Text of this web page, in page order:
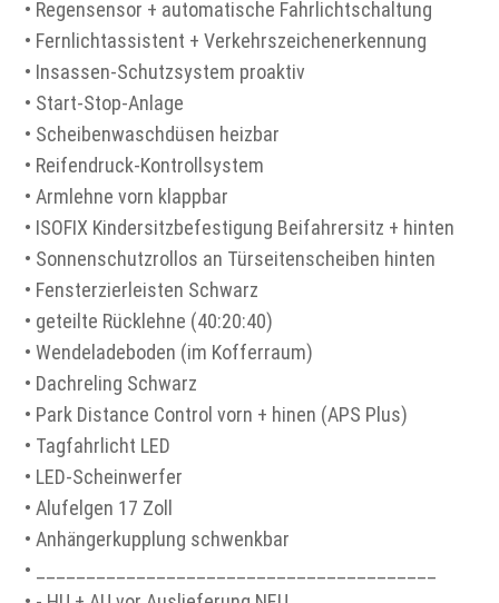
• Regensensor + automatische Fahrlichtschaltung
• Fernlichtassistent + Verkehrszeichenerkennung
• Insassen-Schutzsystem proaktiv
• Start-Stop-Anlage
• Scheibenwaschdüsen heizbar
• Reifendruck-Kontrollsystem
• Armlehne vorn klappbar
• ISOFIX Kindersitzbefestigung Beifahrersitz + hinten
• Sonnenschutzrollos an Türseitenscheiben hinten
• Fensterzierleisten Schwarz
• geteilte Rücklehne (40:20:40)
• Wendeladeboden (im Kofferraum)
• Dachreling Schwarz
• Park Distance Control vorn + hinen (APS Plus)
• Tagfahrlicht LED
• LED-Scheinwerfer
• Alufelgen 17 Zoll
• Anhängerkupplung schwenkbar
• ________________________________________